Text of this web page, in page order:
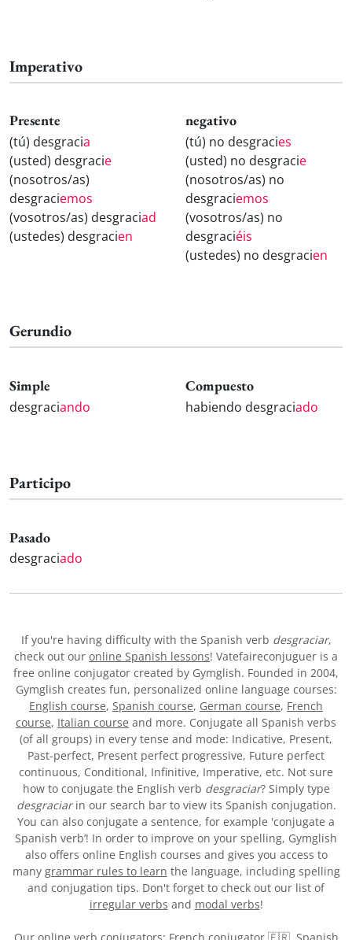
Imperativo
Presente
(tú) desgracia
(usted) desgracie
(nosotros/as)
desgraciemos
(vosotros/as) desgraciad
(ustedes) desgracien
negativo
(tú) no desgracies
(usted) no desgracie
(nosotros/as) no
desgraciemos
(vosotros/as) no
desgraciéis
(ustedes) no desgracien
Gerundio
Simple
desgraciando
Compuesto
habiendo desgraciado
Participo
Pasado
desgraciado
If you're having difficulty with the Spanish verb desgraciar,
check out our online Spanish lessons! Vatefaireconjuguer is a
free online conjugator created by Gymglish. Founded in 2004,
Gymglish creates fun, personalized online language courses:
English course, Spanish course, German course, French
course, Italian course and more. Conjugate all Spanish verbs
(of all groups) in every tense and mode: Indicative, Present,
Past-perfect, Present perfect progressive, Future perfect
continuous, Conditional, Infinitive, Imperative, etc. Not sure
how to conjugate the English verb desgraciar? Simply type
desgraciarin our search bar to view its Spanish conjugation.
You can also conjugate a sentence, for example 'conjugate a
Spanish verb’! In order to improve on your spelling, Gymglish
also offers online English courses and gives you access to
many grammar rules to learn the language, including spelling
and conjugation tips. Don't forget to check out our list of
irregular verbs and modal verbs!